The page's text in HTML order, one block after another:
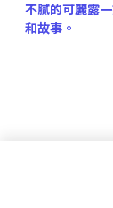
不膩的可麗露
和故事。